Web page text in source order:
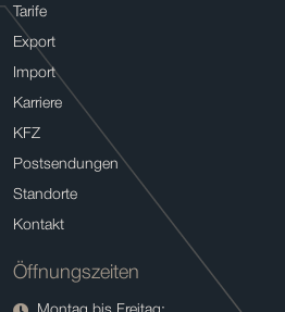
Tarife
Export
Import
Karriere
KFZ
Postsendungen
Standorte
Kontakt
Öffnungszeiten